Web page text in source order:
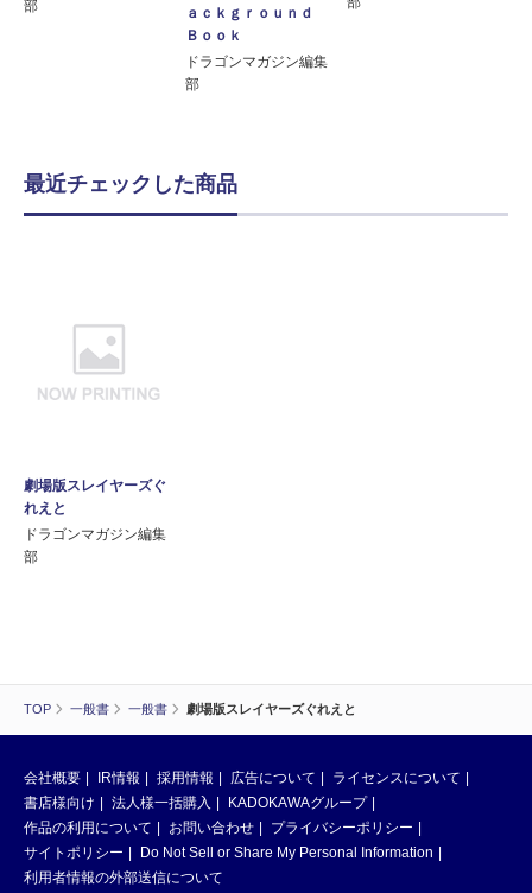
TOP 一般書 一般書 劇場版スレイヤーズぐれえと
部
ａｃｋｇｒｏｕｎｄ
Ｂｏｏｋ
ドラゴンマガジン編集
部
最近チェックした商品
劇場版スレイヤーズぐ
れえと
ドラゴンマガジン編集
部
会社概要 IR情報 採用情報 広告について
ライセンスについて
書店様向け
法人様一括購入
KADOKAWAグループ
作品の利用について
お問い合わせ
プライバシーポリシー
サイトポリシー
Do Not Sell or Share My Personal Information
利用者情報の外部送信について